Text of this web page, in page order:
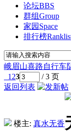
论坛BBS
群组Group
家园 Space
排行榜
峨眉山喜路自行车
1 23
/ 3 页
返回列表
楼主: 真水无香